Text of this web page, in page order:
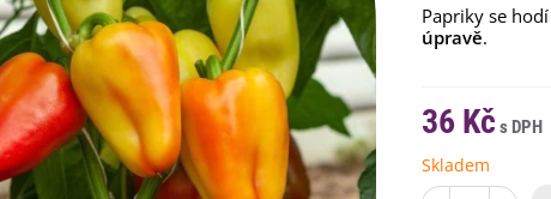
Papriky se hodí
úpravě.
36 Kč
Skladem